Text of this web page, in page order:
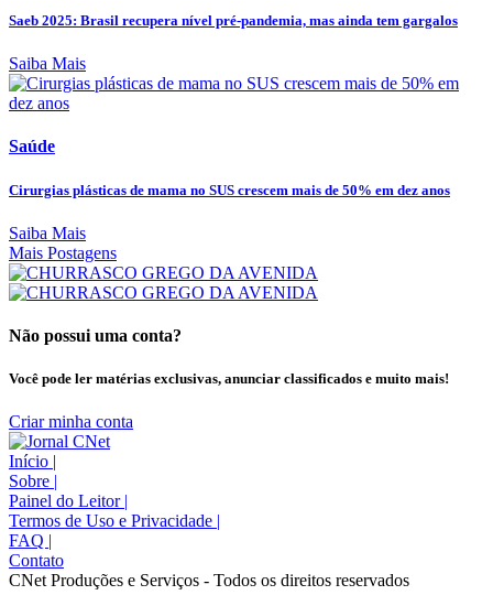
Saeb 2025: Brasil recupera nível pré-pandemia, mas ainda tem gargalos
Saiba Mais
Saúde
Cirurgias plásticas de mama no SUS crescem mais de 50% em dez anos
Saiba Mais
Mais Postagens
Não possui uma conta?
Você pode ler matérias exclusivas, anunciar classificados e muito mais!
Criar minha conta
Início |
Sobre |
Painel do Leitor |
Termos de Uso e Privacidade |
FAQ |
Contato
CNet Produções e Serviços - Todos os direitos reservados